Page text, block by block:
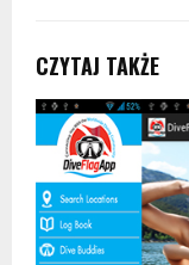
CZYTAJ TAKŻE